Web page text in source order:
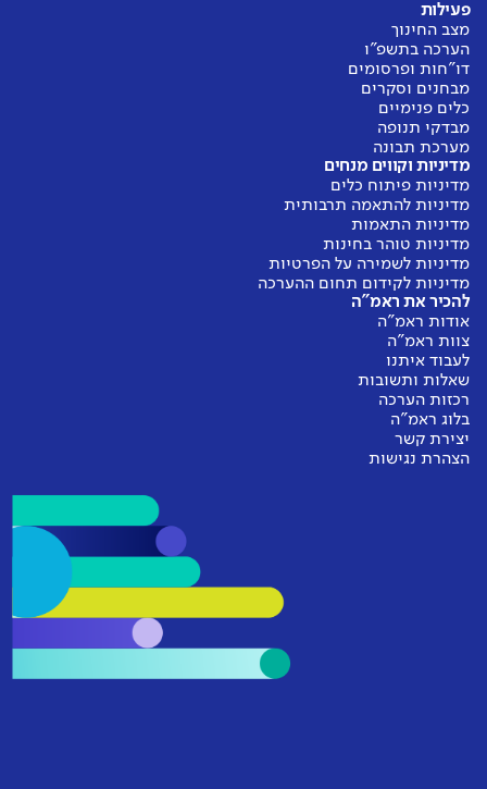
פעילות
מצב החינוך
הערכה בתשפ"ו
דו"חות ופרסומים
מבחנים וסקרים
כלים פנימיים
מבדקי תנופה
מערכת תבונה
מדיניות וקווים מנחים
מדיניות פיתוח כלים
מדיניות להתאמה תרבותית
מדיניות התאמות
מדיניות טוהר בחינות
מדיניות לשמירה על הפרטיות
מדיניות לקידום תחום ההערכה
להכיר את ראמ"ה
אודות ראמ"ה
צוות ראמ"ה
לעבוד איתנו
שאלות ותשובות
רכזות הערכה
בלוג ראמ"ה
יצירת קשר
הצהרת נגישות